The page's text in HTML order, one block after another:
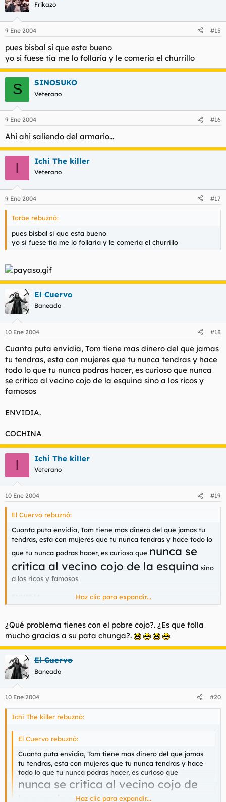
Frikazo
9 Ene 2004 #15
pues bisbal si que esta bueno
yo si fuese tia me lo follaria y le comeria el churrillo
S SINOSUKO
Veterano
9 Ene 2004 #16
Ahi ahi saliendo del armario...
I Ichi The killer
Veterano
9 Ene 2004 #17
Torbe rebuznó:
pues bisbal si que esta bueno
yo si fuese tia me lo follaria y le comeria el churrillo
El Cuervo
Baneado
10 Ene 2004 #18
Cuanta puta envidia, Tom tiene mas dinero del que jamas
tu tendras, esta con mujeres que tu nunca tendras y hace
todo lo que tu nunca podras hacer, es curioso que nunca
se critica al vecino cojo de la esquina sino a los ricos y
famosos
ENVIDIA.
COCHINA
I Ichi The killer
Veterano
10 Ene 2004 #19
El Cuervo rebuznó:
Cuanta puta envidia, Tom tiene mas dinero del que jamas tu
tendras, esta con mujeres que tu nunca tendras y hace todo lo
que tu nunca podras hacer, es curioso que nunca se
critica al vecino cojo de la esquina sino
a los ricos y famosos
Haz clic para expandir...
¿Qué problema tienes con el pobre cojo?. ¿Es que folla
mucho gracias a su pata chunga?.
El Cuervo
Baneado
10 Ene 2004 #20
Ichi The killer rebuznó:
El Cuervo rebuznó:
Cuanta puta envidia, Tom tiene mas dinero del que jamas
tu tendras, esta con mujeres que tu nunca tendras y hace
todo lo que tu nunca podras hacer, es curioso que
nunca se critica al vecino cojo de
Haz clic para expandir...